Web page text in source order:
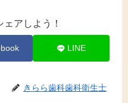
アしよう！
LINE
きらら歯科歯科衛生士